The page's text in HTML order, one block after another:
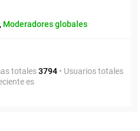
, Moderadores globales
totales3794 • Usuarios totales
es